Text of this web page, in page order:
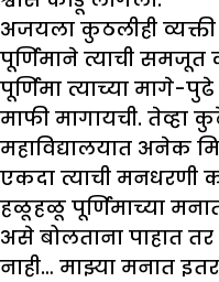
अजयला कुठलीही व्यक्ती
पूर्णिमाने त्याची
पूर्णिमा त्याच्या मागे-
माफी मागायची. तेव्हा
महाविद्यालयात अनेक
एकदा त्याची मनधरणी
हळूहळू पूर्णिमाच्या
असे बोलताना पाहात
नाही… माझ्या मनात